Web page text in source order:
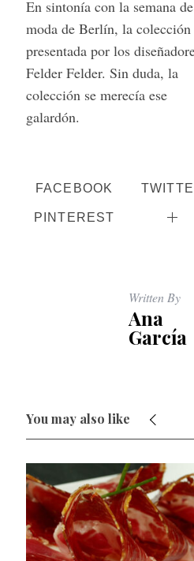
En sintonía con la semana
moda de Berlín, la colección
presentada por los
Felder Felder. Sin duda, la
colección se merecía ese
galardón.
FACEBOOK
PINTEREST
Written By
Ana
García
You may also like
c
h
f
o
: